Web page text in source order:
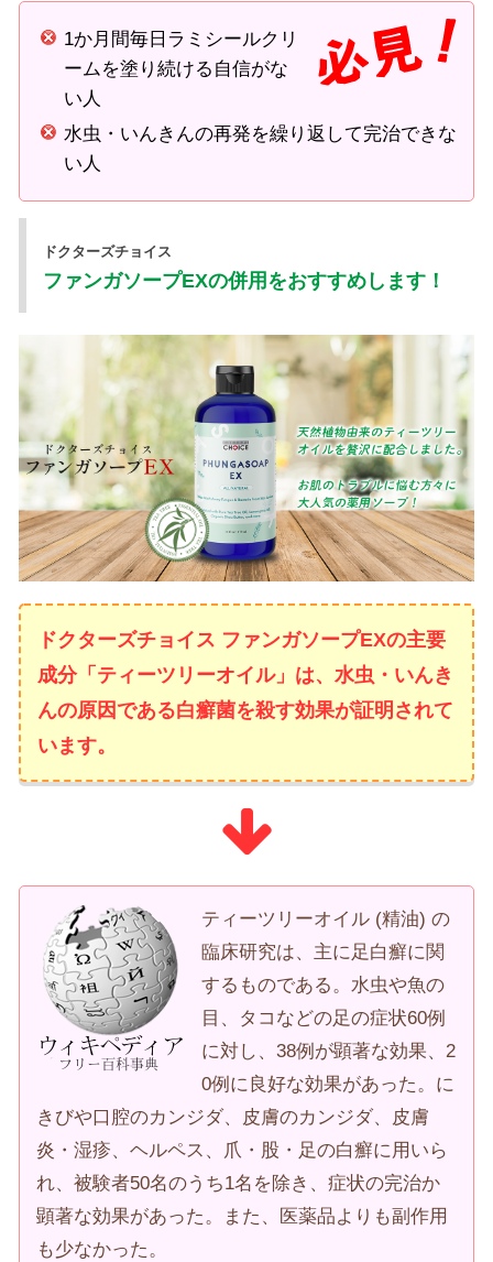
1か月間毎日ラミシールクリ
ームを塗り続ける自信がな
い人
水虫・いんきんの再発を繰り返して完治できな
い人
ドクターズチョイス
ファンガソープEXの併用をおすすめします！
ドクターズチョイス ファンガソープEXの主要
成分「ティーツリーオイル」は、水虫・いんき
んの原因である白癬菌を殺す効果が証明されて
います。
ティーツリーオイル (精油) の
臨床研究は、主に足白癬に関
するものである。水虫や魚の
目、タコなどの足の症状60例
に対し、38例が顕著な効果、2
0例に良好な効果があった。に
きびや口腔のカンジダ、皮膚のカンジダ、皮膚
炎・湿疹、ヘルペス、爪・股・足の白癬に用いら
れ、被験者50名のうち1名を除き、症状の完治か
顕著な効果があった。また、医薬品よりも副作用
も少なかった。